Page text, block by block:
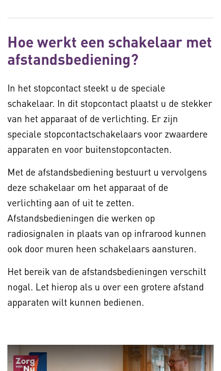
Hoe werkt een schakelaar met
afstandsbediening?
In het stopcontact steekt u de speciale
schakelaar. In dit stopcontact plaatst u de stekker
van het apparaat of de verlichting. Er zijn
speciale stopcontactschakelaars voor zwaardere
apparaten en voor buitenstopcontacten.
Met de afstandsbediening bestuurt u vervolgens
deze schakelaar om het apparaat of de
verlichting aan of uit te zetten.
Afstandsbedieningen die werken op
radiosignalen in plaats van op infrarood kunnen
ook door muren heen schakelaars aansturen.
Het bereik van de afstandsbedieningen verschilt
nogal. Let hierop als u over een grotere afstand
apparaten wilt kunnen bedienen.